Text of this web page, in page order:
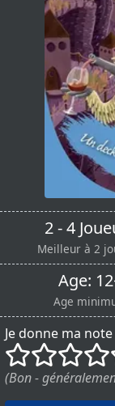
2 - 4
Meilleur à 2
Age:
Age
Je donne ma note
()
() ()
(Bon -